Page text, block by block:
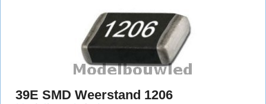
39E SMD Weerstand 1206